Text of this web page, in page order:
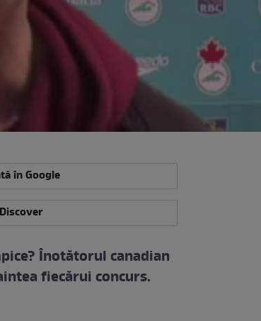
în Google
Înotătorul canadian
fiecărui concurs.